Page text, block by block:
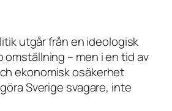
utgår från en ideologisk
omställning – men i en tid av
ekonomisk osäkerhet
Sverige svagare, inte